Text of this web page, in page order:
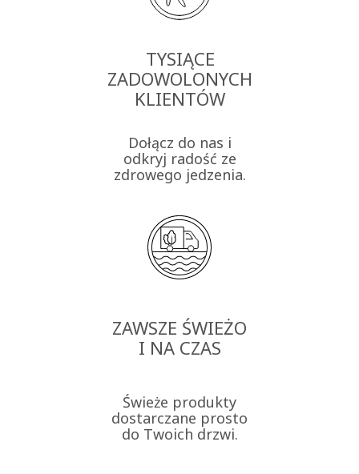
TYSIĄCE
ZADOWOLONYCH
KLIENTÓW
Dołącz do nas i
odkryj radość ze
zdrowego jedzenia.
ZAWSZE ŚWIEŻO
I NA CZAS
Świeże produkty
dostarczane prosto
do Twoich drzwi.